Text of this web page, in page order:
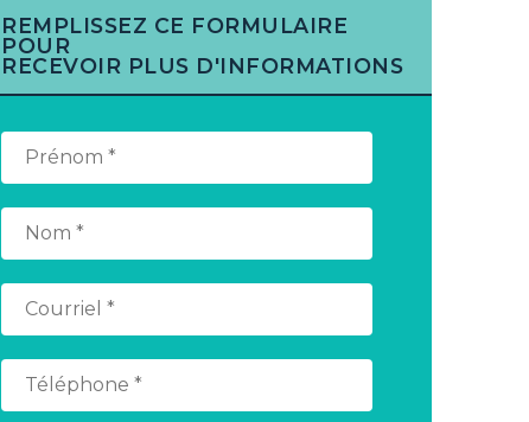
REMPLISSEZ CE FORMULAIRE
POUR
RECEVOIR PLUS D'INFORMATIONS